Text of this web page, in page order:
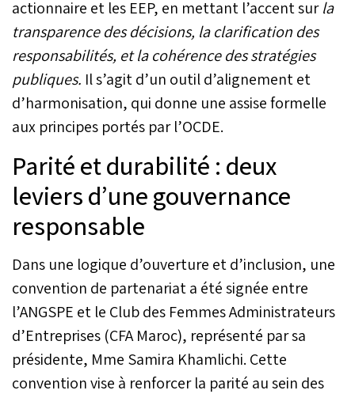
actionnaire et les EEP, en mettant l’accent surla
transparence des décisions, la clarification des
responsabilités, et la cohérence des stratégies
publiques. Il s’agit d’un outil d’alignement et
d’harmonisation, qui donne une assise formelle
aux principes portés par l’OCDE.
Parité et durabilité : deux
leviers d’une gouvernance
responsable
Dans une logique d’ouverture et d’inclusion, une
convention de partenariat a été signée entre
l’ANGSPE et le Club des Femmes Administrateurs
d’Entreprises (CFA Maroc), représenté par sa
présidente, Mme Samira Khamlichi. Cette
convention vise à renforcer la parité au sein des